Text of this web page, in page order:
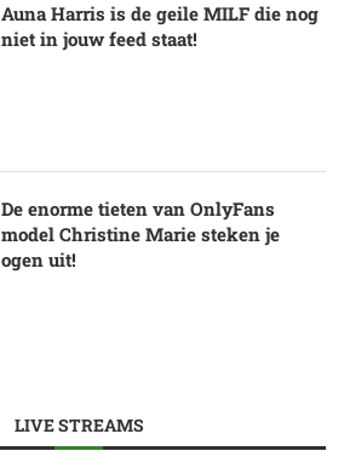
Auna Harris is de geile MILF die nog
niet in jouw feed staat!
De enorme tieten van OnlyFans
model Christine Marie steken je
ogen uit!
LIVE STREAMS